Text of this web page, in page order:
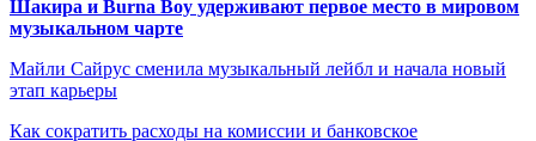
Шакира и Burna Boy удерживают первое место в мировом
музыкальном чарте
Майли Сайрус сменила музыкальный лейбл и начала новый
этап карьеры
Как сократить расходы на комиссии и банковское